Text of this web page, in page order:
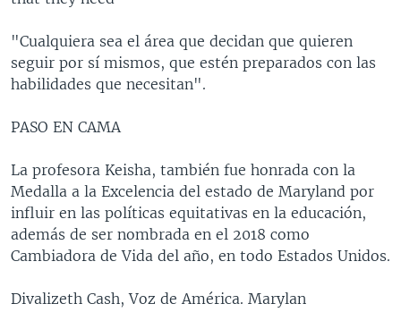
"Cualquiera sea el área que decidan que quieren
seguir por sí mismos, que estén preparados con las
habilidades que necesitan".
PASO EN CAMA
La profesora Keisha, también fue honrada con la
Medalla a la Excelencia del estado de Maryland por
influir en las políticas equitativas en la educación,
además de ser nombrada en el 2018 como
Cambiadora de Vida del año, en todo Estados Unidos.
Divalizeth Cash, Voz de América. Marylan